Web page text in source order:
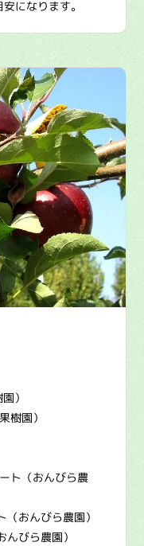
になります。
）
樹園）
ト（おんびら農
おんびら農園）
びら農園）